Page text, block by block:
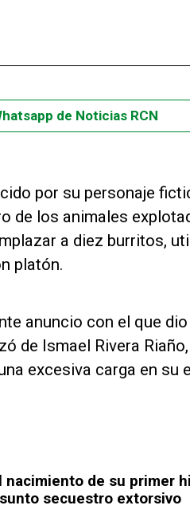
de Noticias RCN
por su personaje
de los animales
a diez burritos,
platón.
anuncio con el que
de Ismael Rivera
excesiva carga en su
nacimiento de su primer
secuestro extorsivo